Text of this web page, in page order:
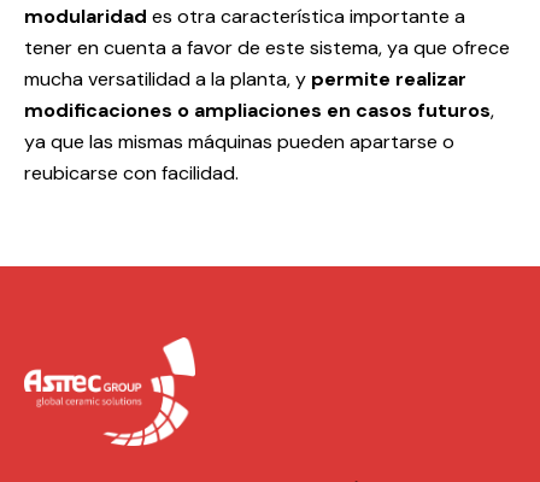
modularidad es otra característica importante a
tener en cuenta a favor de este sistema, ya que ofrece
mucha versatilidad a la planta, y permite realizar
modificaciones o ampliaciones en casos futuros,
ya que las mismas máquinas pueden apartarse o
reubicarse con facilidad.